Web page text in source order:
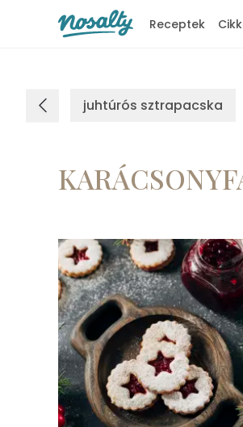
Receptek
juhtúrós sztrapacska